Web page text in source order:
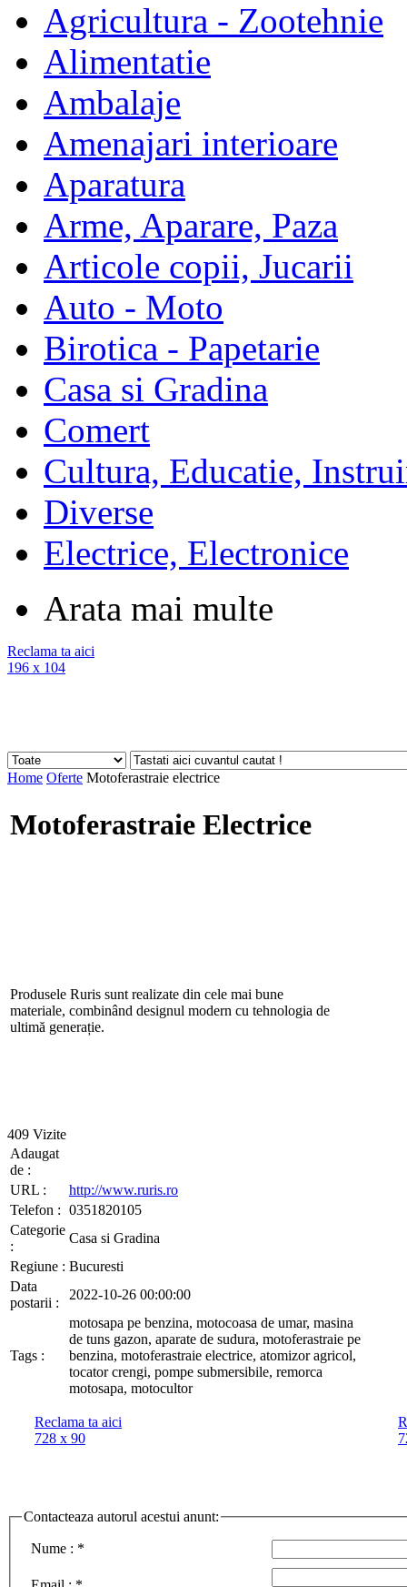
Agricultura - Zootehnie
Alimentatie
Ambalaje
Amenajari interioare
Aparatura
Arme, Aparare, Paza
Articole copii, Jucarii
Auto - Moto
Birotica - Papetarie
Casa si Gradina
Comert
Cultura, Educatie,
Diverse
Electrice, Electronice
Arata mai multe
Reclama ta aici
196 x 104
Home Oferte Motoferastraie electrice
Motoferastraie Electrice
Produsele Ruris sunt realizate din cele mai bune
materiale, combinând designul modern cu tehnologia de
ultimă generație.
409 Vizite
Adaugat
de :
URL :
http://www.ruris.ro
Telefon : 0351820105
Categorie
:
Casa si Gradina
Regiune : Bucuresti
Data
postarii :
2022-10-26 00:00:00
Tags :
motosapa pe benzina, motocoasa de umar, masina
de tuns gazon, aparate de sudura, motoferastraie pe
benzina, motoferastraie electrice, atomizor agricol,
tocator crengi, pompe submersibile, remorca
motosapa, motocultor
Reclama ta aici
728 x 90
Contacteaza autorul acestui anunt:
Nume : *